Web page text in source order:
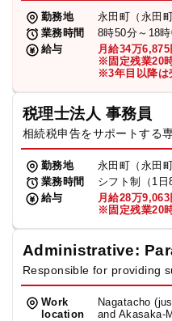
勤務地
永田町（永田
業務時間
8時50分～18時
給与
月給34万
※固定残業20
※3年目以降は
税理士法人 事務員
相続税申告をサポートする
勤務地
永田町（永田
業務時間
シフト制（1日
給与
月給28万
※固定残業20
Administrative:
Responsible for providing
Work
location
Nagatacho
and Akasaka-